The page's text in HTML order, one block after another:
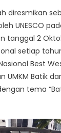
diresmikan
UNESCO
tanggal 2
setiap
Best
UMKM Batik
tema